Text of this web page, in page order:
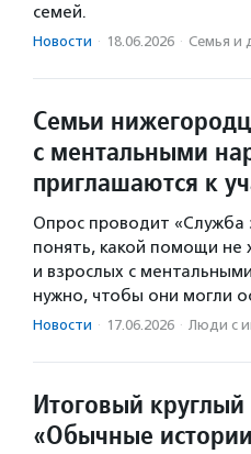
семей.
Новости · 18.06.2026 · Семья и
Семьи
с ментальными
приглашаются к
Опрос проводит
понять, какой помощи не
и взрослых с
нужно, чтобы они могли
Новости · 17.06.2026 · Люди с
Итоговый круглый
«Обычные